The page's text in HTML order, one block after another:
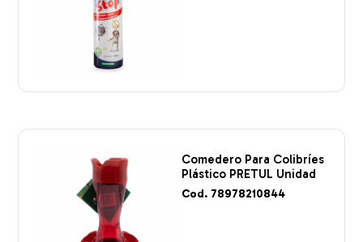
Comedero Para Colibríes
Plástico PRETUL Unidad
Cod. 78978210844